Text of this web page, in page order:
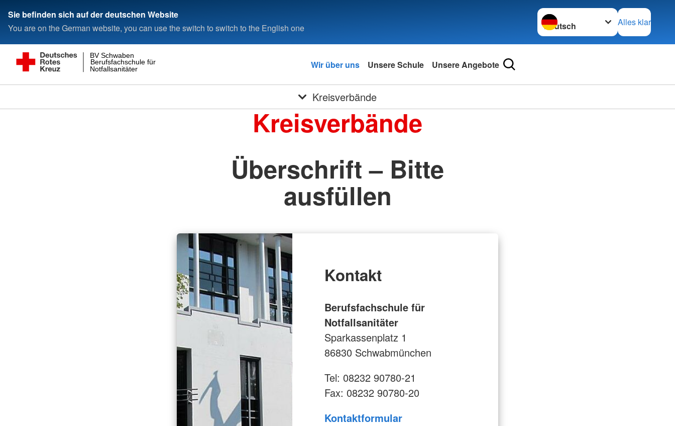
Sie befinden sich auf der deutschen Website
You are on the German website, you can use the switch to switch to the English one
Sprache wechseln zu
Alles klar
Notfallsanitäter
Berufsfachschule für
BV Schwaben
Wir über uns Unsere Schule Unsere Angebote
Kreisverbände
Kreisverbände
Überschrift – Bitte
ausfüllen
Kontakt
Berufsfachschule für
Notfallsanitäter
Sparkassenplatz 1
86830 Schwabmünchen
Tel: 08232 90780-21
Fax: 08232 90780-20
Kontaktformular